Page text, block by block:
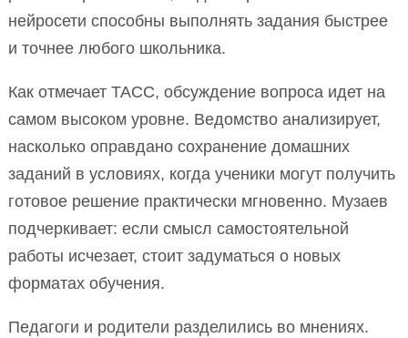
нейросети способны выполнять задания быстрее
и точнее любого школьника.
Как отмечает ТАСС, обсуждение вопроса идет на
самом высоком уровне. Ведомство анализирует,
насколько оправдано сохранение домашних
заданий в условиях, когда ученики могут получить
готовое решение практически мгновенно. Музаев
подчеркивает: если смысл самостоятельной
работы исчезает, стоит задуматься о новых
форматах обучения.
Педагоги и родители разделились во мнениях.